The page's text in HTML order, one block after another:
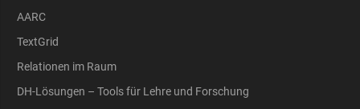
AARC
TextGrid
Relationen im Raum
DH-Lösungen – Tools für Lehre und Forschung